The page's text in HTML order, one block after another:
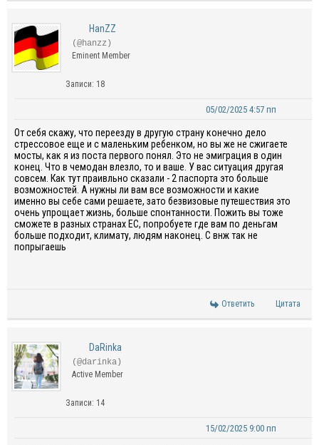
HanZZ
(@hanzz)
Eminent Member
Записи: 18
05/02/2025 4:57 пп
От себя скажу, что переезду в другую страну конечно дело
стрессовое еще и с маленьким ребенком, но вы же не сжигаете
мосты, как я из поста первого понял. Это не эмиграция в один
конец. Что в чемодан влезло, то и ваше. У вас ситуация другая
совсем. Как тут праивльно сказали - 2 паспорта это больше
возможностей. А нужны ли вам все возможности и какие
именно вы себе сами решаете, зато безвизовые путешествия это
очень упрощает жизнь, больше спонтанности. Пожить вы тоже
сможете в разных странах ЕС, попробуете где вам по деньгам
больше подходит, климату, людям наконец. С внж так не
попрыгаешь
Ответить Цитата
DaRinka
(@darinka)
Active Member
Записи: 14
15/02/2025 9:00 пп